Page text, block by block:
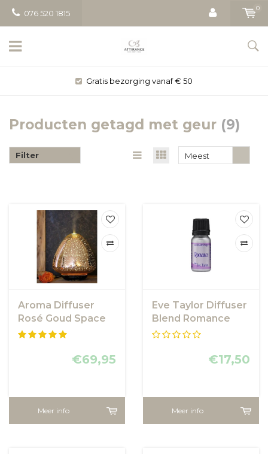
076 520 1815
0
Gratis bezorging vanaf € 50
Producten getagd met geur (9)
Filter
Meest
Aroma Diffuser
Rosé Goud Space
€69,95
Meer info
Eve Taylor Diffuser
Blend Romance
€17,50
Meer info